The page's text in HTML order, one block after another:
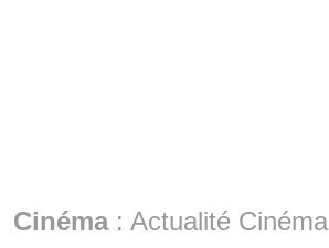
Cinéma: Actualité Cinéma